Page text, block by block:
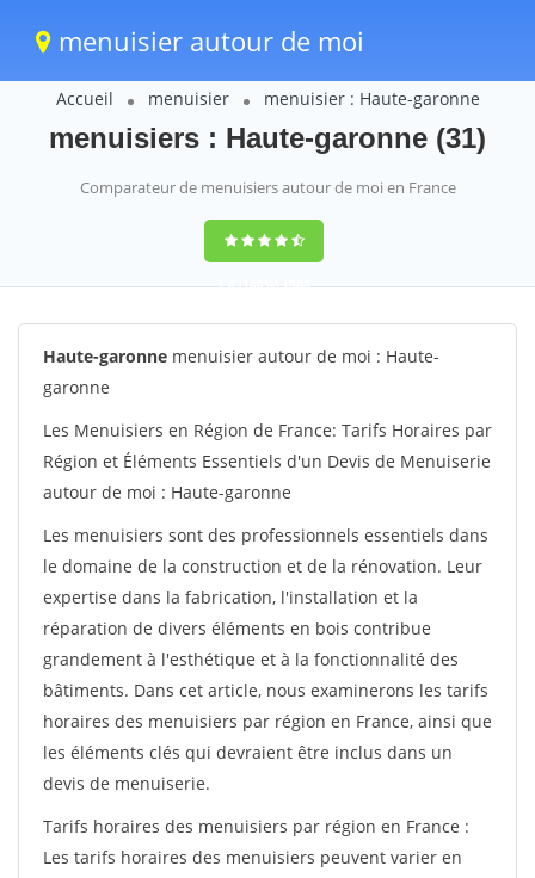
menuisier autour de moi
Accueil menuisier menuisier : Haute-garonne
menuisiers : Haute-garonne (31)
Comparateur de menuisiers autour de moi en France
9,6(100%)1388
votes
Haute-garonne menuisier autour de moi : Haute-
garonne
Les Menuisiers en Région de France: Tarifs Horaires par
Région et Éléments Essentiels d'un Devis de Menuiserie
autour de moi : Haute-garonne
Les menuisiers sont des professionnels essentiels dans
le domaine de la construction et de la rénovation. Leur
expertise dans la fabrication, l'installation et la
réparation de divers éléments en bois contribue
grandement à l'esthétique et à la fonctionnalité des
bâtiments. Dans cet article, nous examinerons les tarifs
horaires des menuisiers par région en France, ainsi que
les éléments clés qui devraient être inclus dans un
devis de menuiserie.
Tarifs horaires des menuisiers par région en France :
Les tarifs horaires des menuisiers peuvent varier en